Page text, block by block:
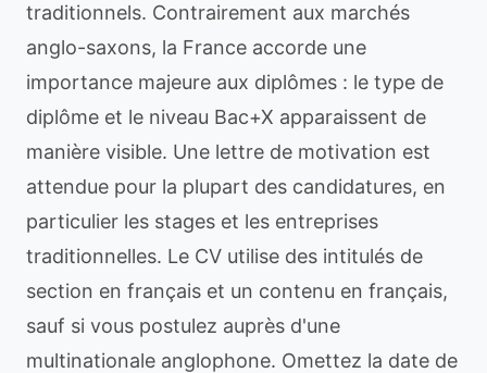
traditionnels. Contrairement aux marchés
anglo-saxons, la France accorde une
importance majeure aux diplômes : le type de
diplôme et le niveau Bac+X apparaissent de
manière visible. Une lettre de motivation est
attendue pour la plupart des candidatures, en
particulier les stages et les entreprises
traditionnelles. Le CV utilise des intitulés de
section en français et un contenu en français,
sauf si vous postulez auprès d'une
multinationale anglophone. Omettez la date de